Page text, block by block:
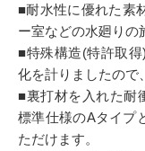
すまいリング
Q＆A
お気に入り
■耐水性に優れた素
ー室などの水廻りの
■特殊構造(特許取
化を計りましたので
■裏打材を入れた耐
標準仕様のAタイプ
ただけます。